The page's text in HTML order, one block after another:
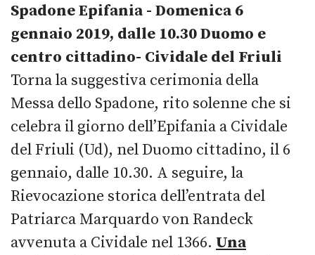
SpadoneEpifania - Domenica 6
gennaio 2019, dalle 10.30Duomo e
centro cittadino- Cividale del Friuli
Torna la suggestiva cerimonia della
Messa dello Spadone, rito solenne che si
celebra il giorno dell’Epifania a Cividale
del Friuli (Ud), nel Duomo cittadino, il 6
gennaio, dalle 10.30. A seguire, la
Rievocazione storica dell’entrata del
Patriarca Marquardo von Randeck
avvenuta a Cividale nel 1366. Una